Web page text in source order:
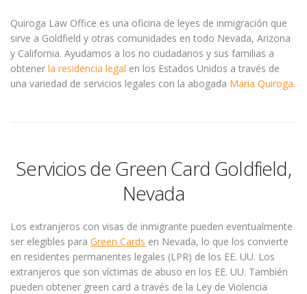
Quiroga Law Office es una oficina de leyes de inmigración que
sirve a Goldfield y otras comunidades en todo Nevada, Arizona
y California. Ayudamos a los no ciudadanos y sus familias a
obtener la residencia legal en los Estados Unidos a través de
una variedad de servicios legales con la abogada Maria Quiroga.
Servicios de Green Card Goldfield,
Nevada
Los extranjeros con visas de inmigrante pueden eventualmente
ser elegibles para Green Cards en Nevada, lo que los convierte
en residentes permanentes legales (LPR) de los EE. UU. Los
extranjeros que son víctimas de abuso en los EE. UU. También
pueden obtener green card a través de la Ley de Violencia